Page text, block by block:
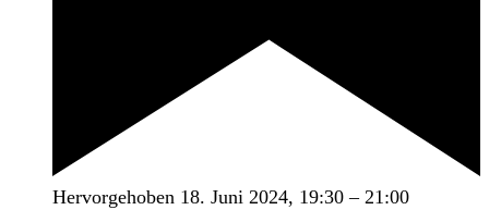
Hervorgehoben 18. Juni 2024, 19:30 – 21:00